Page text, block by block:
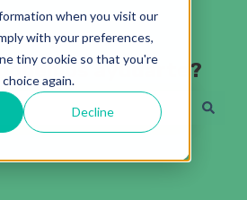
when you visit our
with your preferences,
tiny cookie so that you're
again.
Decline
ayudarte?
porque el campo de búsqueda